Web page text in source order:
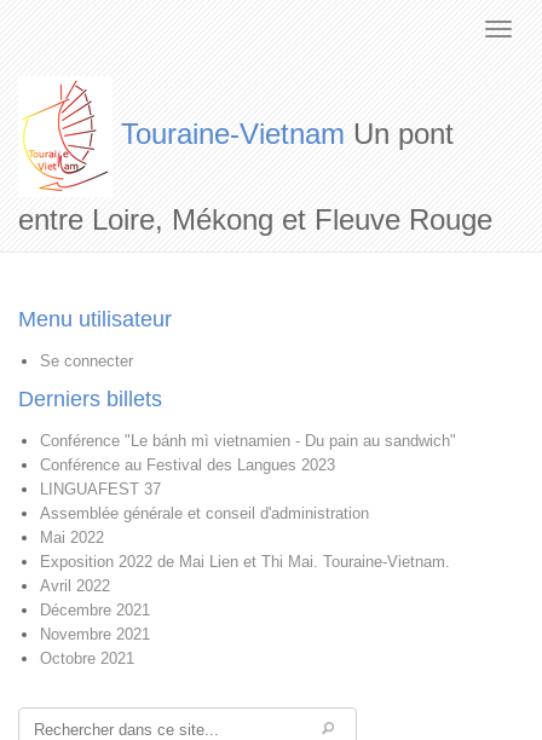
Touraine-Vietnam Un pont
entre Loire, Mékong et Fleuve Rouge
Menu utilisateur
Se connecter
Derniers billets
Conférence "Le bánh mì vietnamien - Du pain au sandwich"
Conférence au Festival des Langues 2023
LINGUAFEST 37
Assemblée générale et conseil d'administration
Mai 2022
Exposition 2022 de Mai Lien et Thi Mai. Touraine-Vietnam.
Avril 2022
Décembre 2021
Novembre 2021
Octobre 2021
Rechercher